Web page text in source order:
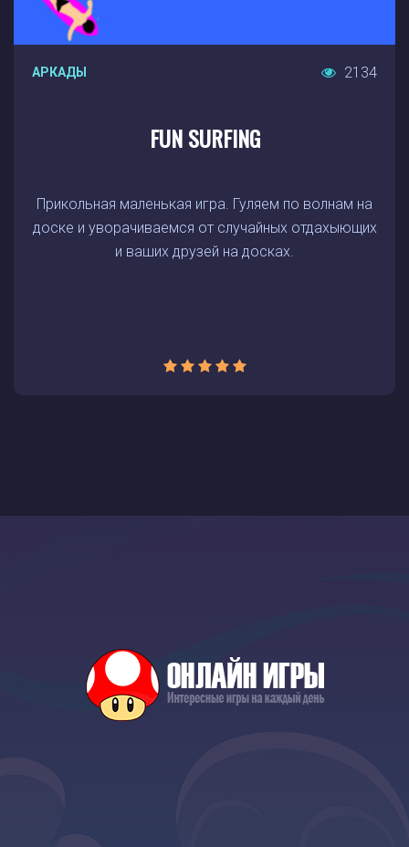
АРКАДЫ 2134
FUN SURFING
Прикольная маленькая игра. Гуляем по волнам на
доске и уворачиваемся от случайных отдахыющих
и ваших друзей на досках.